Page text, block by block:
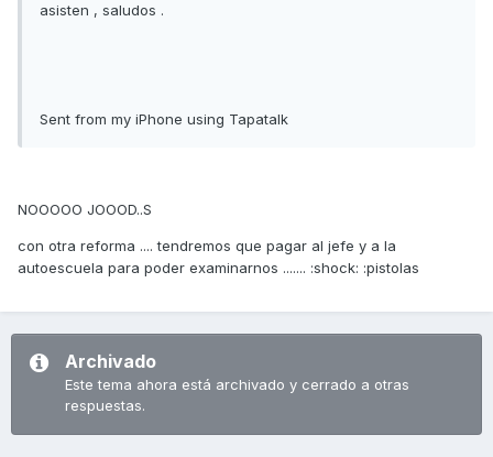
asisten , saludos .
Sent from my iPhone using Tapatalk
NOOOOO JOOOD..S
con otra reforma .... tendremos que pagar al jefe y a la
autoescuela para poder examinarnos ....... :shock: :pistolas
Archivado
Este tema ahora está archivado y cerrado a otras
respuestas.